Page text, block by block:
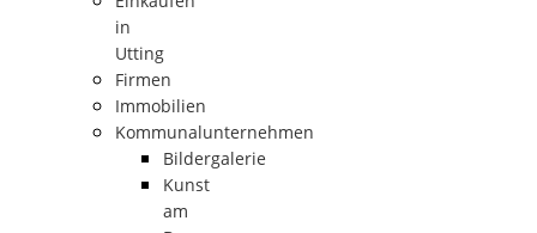
in
Utting
Firmen
Immobilien
Kommunalunternehmen
Bildergalerie
Kunst
am